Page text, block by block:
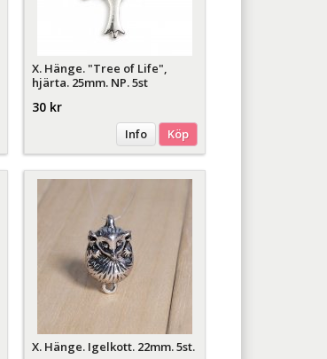
X. Hänge. "Tree of Life",
hjärta. 25mm. NP. 5st
30 kr
Info Köp
X. Hänge. Igelkott. 22mm. 5st.